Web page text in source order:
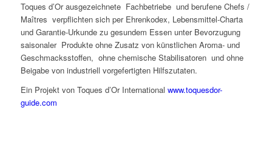
Toques d’Or ausgezeichnete Fachbetriebe und berufene Chefs /
Maîtres verpflichten sich per Ehrenkodex, Lebensmittel-Charta
und Garantie-Urkunde zu gesundem Essen unter Bevorzugung
saisonaler Produkte ohne Zusatz von künstlichen Aroma- und
Geschmacksstoffen, ohne chemische Stabilisatoren und ohne
Beigabe von industriell vorgefertigten Hilfszutaten.
Ein Projekt von Toques d’Or International www.toquesdor-
guide.com